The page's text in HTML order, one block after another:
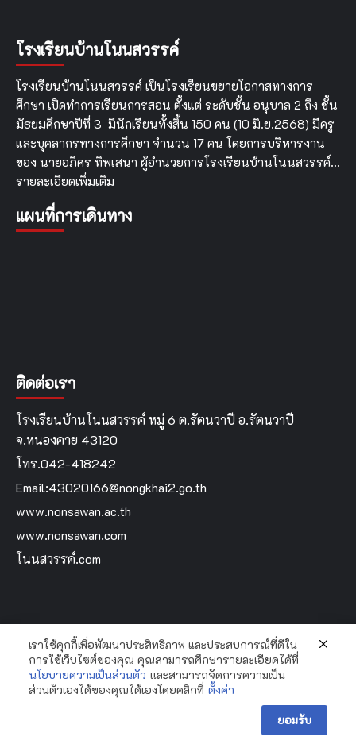
ระบบ
learning
“สร้าง
ความ
ยั่งยืน
ด้วย
ความ
รู้
ด้าน
เงิน”
โรงเรียนบ้านโนนสวรรค์
โรงเรียนบ้านโนนสวรรค์ เป็นโรงเรียนขยายโอกาสทางการ
ศึกษา เปิดทำการเรียนการสอน ตั้งแต่ ระดับชั้น อนุบาล 2 ถึง ชั้น
มัธยมศึกษาปีที่ 3 มีนักเรียนทั้งสิ้น 150 คน (10 มิ.ย.2568) มีครู
และบุคลากรทางการศึกษา จำนวน 17 คน โดยการบริหารงาน
ของ นายอภิศร ทิพเสนา ผู้อำนวยการโรงเรียนบ้านโนนสวรรค์…
รายละเอียดเพิ่มเติม
แผนที่การเดินทาง
ติดต่อเรา
โรงเรียนบ้านโนนสวรรค์ หมู่ 6 ต.รัตนวาปี อ.รัตนวาปี
จ.หนองคาย 43120
โทร.042-418242
Email:43020166@nongkhai2.go.th
www.nonsawan.ac.th
www.nonsawan.com
โนนสวรรค์.com
Home
Copyright Bannonsawan School By...Krooyingyai © All
by AF themes.
เราใช้คุกกี้เพื่อพัฒนาประสิทธิภาพ และประสบการณ์ที่ดีใน
การใช้เว็บไซต์ของคุณ คุณสามารถศึกษารายละเอียดได้ที่
นโยบายความเป็นส่วนตัว และสามารถจัดการความเป็น
ส่วนตัวเองได้ของคุณได้เองโดยคลิกที่ ตั้งค่า
ยอมรับ